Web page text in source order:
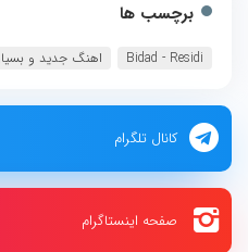
برچسب ها
Bidad - Residi‏ اهنگ جدید و بسیار
کانال تلگرام
صفحه اینستاگرام